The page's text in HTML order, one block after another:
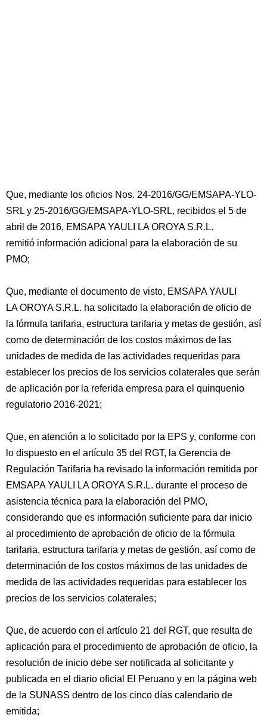
Que, mediante los oficios Nos. 24-2016/GG/EMSAPA-YLO-
SRL y 25-2016/GG/EMSAPA-YLO-SRL, recibidos el 5 de
abril de 2016, EMSAPA YAULI LA OROYA S.R.L.
remitió información adicional para la elaboración de su
PMO;
Que, mediante el documento de visto, EMSAPA YAULI
LA OROYA S.R.L. ha solicitado la elaboración de oficio de
la fórmula tarifaria, estructura tarifaria y metas de gestión, así
como de determinación de los costos máximos de las
unidades de medida de las actividades requeridas para
establecer los precios de los servicios colaterales que serán
de aplicación por la referida empresa para el quinquenio
regulatorio 2016-2021;
Que, en atención a lo solicitado por la EPS y, conforme con
lo dispuesto en el artículo 35 del RGT, la Gerencia de
Regulación Tarifaria ha revisado la información remitida por
EMSAPA YAULI LA OROYA S.R.L. durante el proceso de
asistencia técnica para la elaboración del PMO,
considerando que es información suficiente para dar inicio
al procedimiento de aprobación de oficio de la fórmula
tarifaria, estructura tarifaria y metas de gestión, así como de
determinación de los costos máximos de las unidades de
medida de las actividades requeridas para establecer los
precios de los servicios colaterales;
Que, de acuerdo con el artículo 21 del RGT, que resulta de
aplicación para el procedimiento de aprobación de oficio, la
resolución de inicio debe ser notificada al solicitante y
publicada en el diario oficial El Peruano y en la página web
de la SUNASS dentro de los cinco días calendario de
emitida;